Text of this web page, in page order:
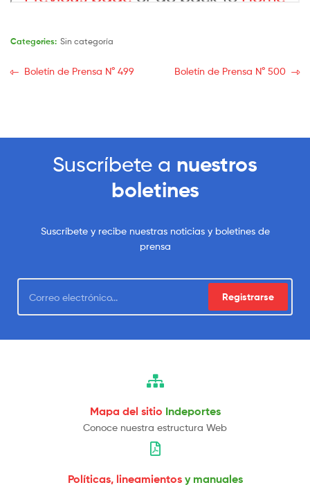
Categories: Sin categoría
Boletín de Prensa N° 499 Boletín de Prensa N° 500
Suscríbete a nuestros
boletines
Suscríbete y recibe nuestras noticias y boletines de
prensa
Registrarse
Mapa del sitio Indeportes
Conoce nuestra estructura Web
Políticas, lineamientos y manuales